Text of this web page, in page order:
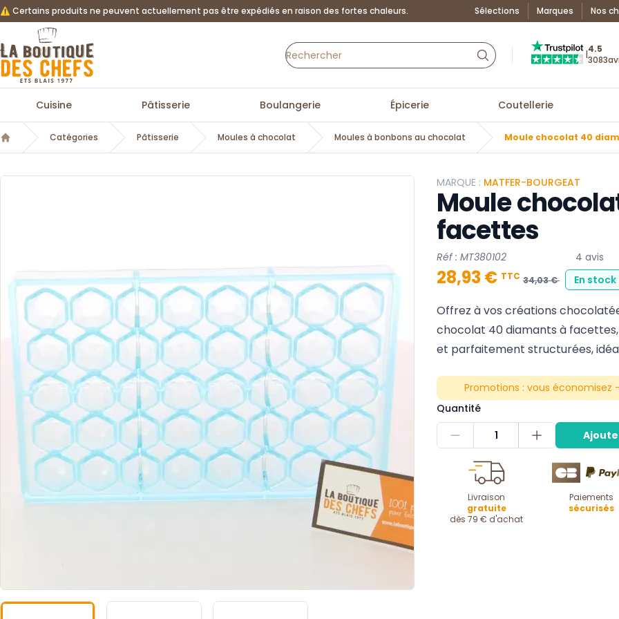
⚠️ Certains produits ne peuvent actuellement pas être expédiés en raison des fortes chaleurs. Sélections Marques Nos
La Boutique des chefs
Truspilot : La
4.5
3083
Cuisine Pâtisserie Boulangerie Épicerie Coutellerie
Accueil
Catégories Pâtisserie Moules à chocolat Moules à bonbons au chocolat Moule chocolat 40
MARQUE : MATFER-BOURGEAT
Moule
facettes
Réf : MT380102 4 avis
28,93 € TTC 34,03 € En
Offrez à vos créations
chocolat 40 diamants à
et parfaitement structurées,
Promotions : vous économisez
Quantité
1
Livraison
gratuite
dès 79 € d'achat
Paiements
sécurisés